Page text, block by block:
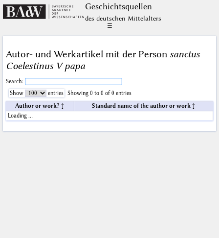
Geschichts­quellen
des deutschen Mittelalters
☰
Autor- und Werkartikel mit der Person sanctus
Coelestinus V papa
Search:
Show
entries
Showing 0 to 0 of 0 entries
Author or work?
Standard name of the author or work
Loading …